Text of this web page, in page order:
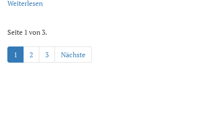
Weiterlesen
Seite 1 von 3.
1 2 3 Nächste